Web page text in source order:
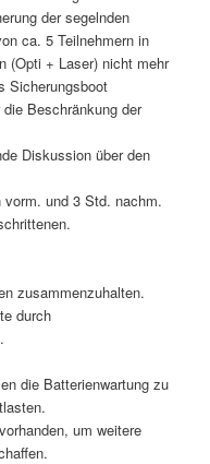
der segelnden
ca. 5 Teilnehmern in
(Opti + Laser) nicht mehr
Sicherungsboot
Beschränkung der
Diskussion über den
und 3 Std. nachm.
zusammenzuhalten.
durch
die Batterienwartung zu
um weitere